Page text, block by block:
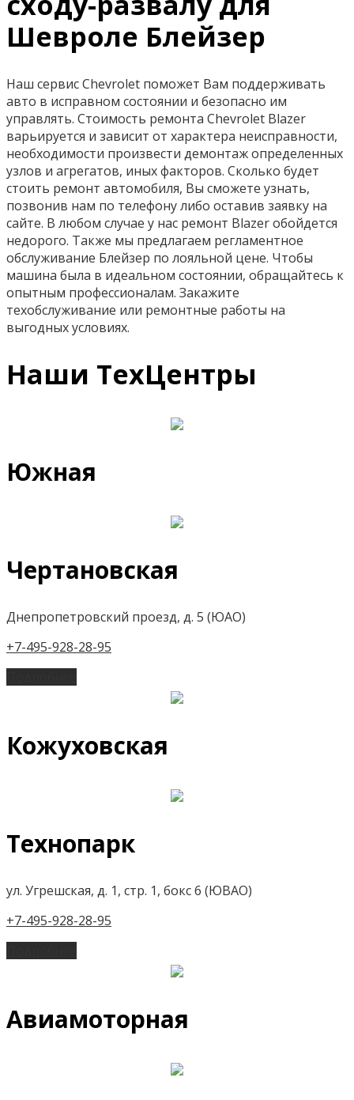
Шевроле Блейзер
Наш сервис Chevrolet поможет Вам поддерживать
авто в исправном состоянии и безопасно им
управлять. Стоимость ремонта Chevrolet Blazer
варьируется и зависит от характера неисправности,
необходимости произвести демонтаж определенных
узлов и агрегатов, иных факторов. Сколько будет
стоить ремонт автомобиля, Вы сможете узнать,
позвонив нам по телефону либо оставив заявку на
сайте. В любом случае у нас ремонт Blazer обойдется
недорого. Также мы предлагаем регламентное
обслуживание Блейзер по лояльной цене. Чтобы
машина была в идеальном состоянии, обращайтесь к
опытным профессионалам. Закажите
техобслуживание или ремонтные работы на
выгодных условиях.
Наши ТехЦентры
Южная
Чертановская
Днепропетровский проезд, д. 5 (ЮАО)
+7-495-928-28-95
Кожуховская
Технопарк
ул. Угрешская, д. 1, стр. 1, бокс 6 (ЮВАО)
+7-495-928-28-95
Авиамоторная